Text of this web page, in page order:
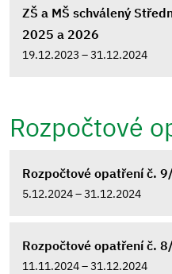
ZŠ a MŠ schválený
2025 a 2026
19.12.2023 – 31.12.2024
Rozpočtové
Rozpočtové opatření č.
5.12.2024 – 31.12.2024
Rozpočtové opatření č.
11.11.2024 – 31.12.2024